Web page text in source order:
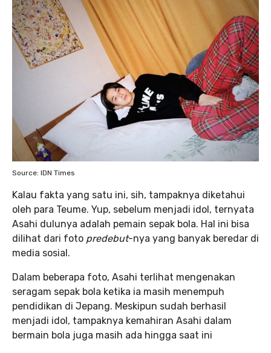
Source: IDN Times
Kalau fakta yang satu ini, sih, tampaknya diketahui
oleh para Teume. Yup, sebelum menjadi idol, ternyata
Asahi dulunya adalah pemain sepak bola. Hal ini bisa
dilihat dari foto predebut-nya yang banyak beredar di
media sosial.
Dalam beberapa foto, Asahi terlihat mengenakan
seragam sepak bola ketika ia masih menempuh
pendidikan di Jepang. Meskipun sudah berhasil
menjadi idol, tampaknya kemahiran Asahi dalam
bermain bola juga masih ada hingga saat ini